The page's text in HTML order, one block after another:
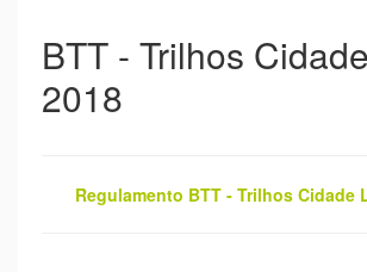
BTT - Trilhos
2018
Regulamento BTT - Trilhos Cidade